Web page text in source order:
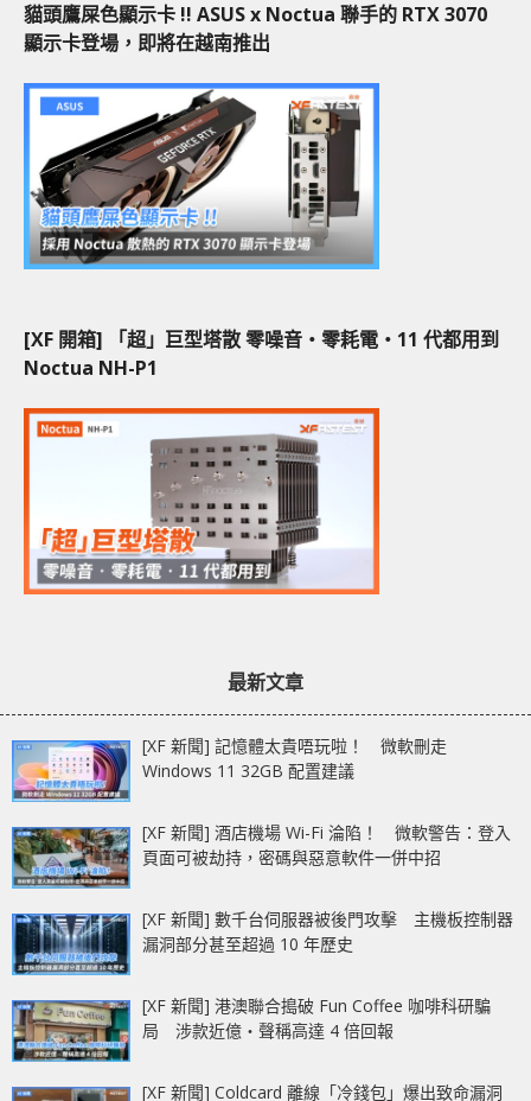
貓頭鷹屎色顯示卡 !! ASUS x Noctua 聯手的 RTX 3070
顯示卡登場，即將在越南推出
[XF 開箱] 「超」巨型塔散 零噪音‧零耗電‧11 代都用到
Noctua NH-P1
最新文章
[XF 新聞] 記憶體太貴唔玩啦！ 微軟刪走
Windows 11 32GB 配置建議
[XF 新聞] 酒店機場 Wi-Fi 淪陷！ 微軟警告：登入
頁面可被劫持，密碼與惡意軟件一併中招
[XF 新聞] 數千台伺服器被後門攻擊 主機板控制器
漏洞部分甚至超過 10 年歷史
[XF 新聞] 港澳聯合搗破 Fun Coffee 咖啡科研騙
局 涉款近億‧聲稱高達 4 倍回報
[XF 新聞] Coldcard 離線「冷錢包」爆出致命漏洞